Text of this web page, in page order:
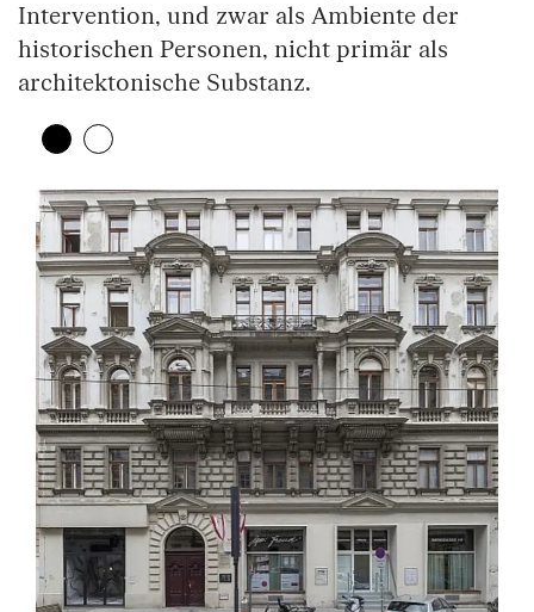
Intervention, und zwar als Ambiente der
historischen Personen, nicht primär als
architektonische Substanz.
Überspringe den Bilder Slider
Zeige 1. Element
(Aktuelles Element)
Zeige 2. Element